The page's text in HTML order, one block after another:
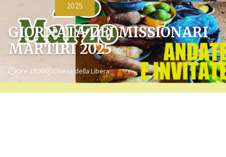
2025
GIORNATA DEI MISSIONARI
MARTIRI 2025
Ore 19:30 Chiesa della Libera